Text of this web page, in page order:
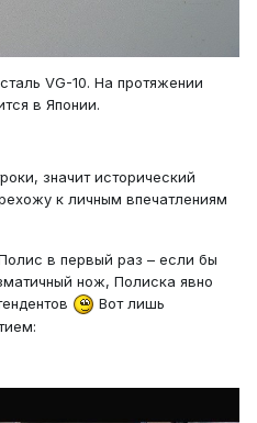
VG-10. На протяжении
в Японии.
значит исторический
к личным впечатлениям
в первый раз – если бы
нож, Полиска явно
Вот лишь